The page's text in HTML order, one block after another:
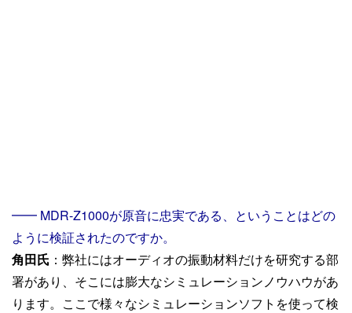
━━ MDR-Z1000が原音に忠実である、ということはどの
ように検証されたのですか。
角田氏 ：弊社にはオーディオの振動材料だけを研究する部
署があり、そこには膨大なシミュレーションノウハウがあ
ります。ここで様々なシミュレーションソフトを使って検